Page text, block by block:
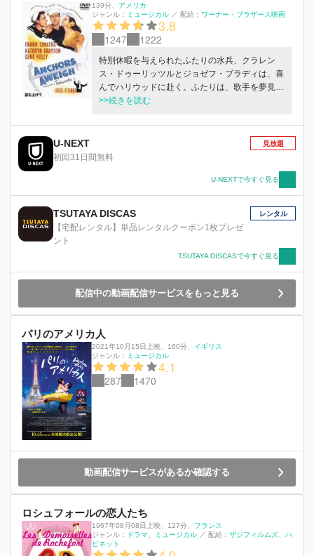
139分
アメリカ
ジャンル： ミュージカル ／ 配給： ワーナー・ブラザース映画
3.8
1247 1222
特別休暇を与えられたふたりの水兵、クラレン
ス・ドゥーリッツルとジョゼフ・ブラディは、喜
んでハリウッドに赴く。ふたりは、歌手を夢見る
スーザンと知り合う。スーザンに引かれたクラレ
い返すのだが…。
>>続きを読む
U-NEXT
初回31日間無料
見放題
U-NEXTで今すぐ見る
TSUTAYA DISCAS
【宅配レンタル】単品レンタルクーポン1枚プレゼ
ント
レンタル
TSUTAYA DISCASで今すぐ見る
配信中の動画配信サービスをもっと見る
パリのアメリカ人
2021年10月15日上映 160分
イギリス
ジャンル： ミュージカル
4.1
287 1470
動画配信サービスがあるか確認する
ロシュフォールの恋人たち
1967年08月08日上映 127分
フランス
ジャンル：
ドラマ ミュージカル ／ 配給： ザジフィルムズ
ハ
ピネット